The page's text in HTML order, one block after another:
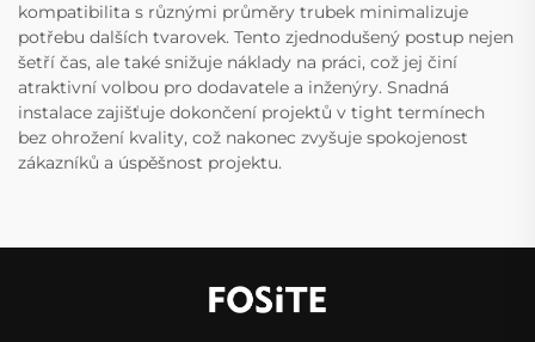
kompatibilita s různými průměry trubek minimalizuje
potřebu dalších tvarovek. Tento zjednodušený postup nejen
šetří čas, ale také snižuje náklady na práci, což jej činí
atraktivní volbou pro dodavatele a inženýry. Snadná
instalace zajišťuje dokončení projektů v tight termínech
bez ohrožení kvality, což nakonec zvyšuje spokojenost
zákazníků a úspěšnost projektu.